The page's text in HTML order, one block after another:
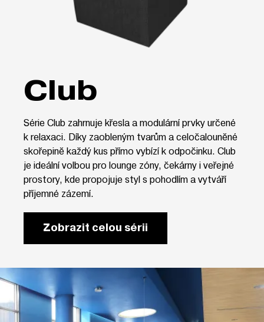
Club
Série Club zahrnuje křesla a modulární prvky určené
k relaxaci. Díky zaobleným tvarům a celočalouněné
skořepině každý kus přímo vybízí k odpočinku. Club
je ideální volbou pro lounge zóny, čekárny i veřejné
prostory, kde propojuje styl s pohodlím a vytváří
příjemné zázemí.
Zobrazit celou sérii